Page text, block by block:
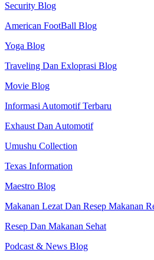
Security Blog
American FootBall Blog
Yoga Blog
Traveling Dan Exloprasi Blog
Movie Blog
Informasi Automotif Terbaru
Exhaust Dan Automotif
Umushu Collection
Texas Information
Maestro Blog
Makanan Lezat Dan Resep Makanan
Resep Dan Makanan Sehat
Podcast & News Blog